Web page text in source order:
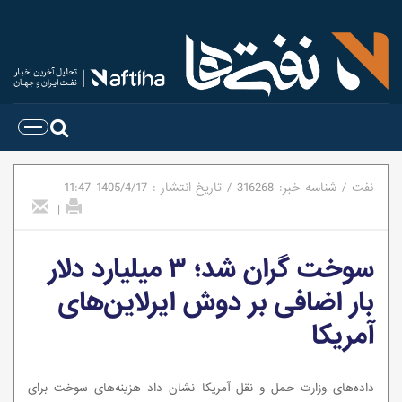
نفت / شناسه خبر: 316268
/ تاریخ انتشار : 1405/4/17
11:47
|
سوخت گران شد؛ ۳ میلیارد دلار
بار اضافی بر دوش ایرلاین‌های
آمریکا
داده‌های وزارت حمل و نقل آمریکا نشان داد هزینه‌های سوخت برای